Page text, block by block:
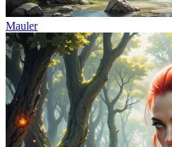
Mauler